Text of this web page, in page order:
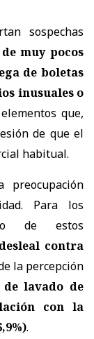
sospechas
muy pocos
de boletas
inusuales o
que,
de que el
habitual.
preocupación
Para los
de estos
contra
la percepción
lavado de
con la
.